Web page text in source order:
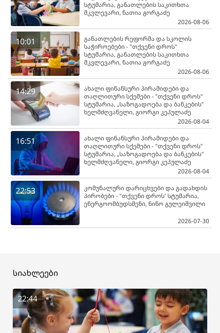
სტუმარია, განათლების საკითხთა
მკვლევარი, ნათია გორგაძე
2026-08-06
10:01
განათლების რეფორმა და სკოლის
საჭიროებები - "თქვენი დროს"
სტუმარია, განათლების საკითხთა
მკვლევარი, ნათია გორგაძე
2026-08-06
14:29
ახალი ფინანსური პირამიდები და
თაღლითური სქემები - "თქვენი დროს"
სტუმარია, „საზოგადოება და ბანკების"
ხელმძღვანელი, გიორგი კეპულაძე
2026-08-04
16:51
ახალი ფინანსური პირამიდები და
თაღლითური სქემები - "თქვენი დროს"
სტუმარია, „საზოგადოება და ბანკების"
ხელმძღვანელი, გიორგი კეპულაძე
2026-08-04
22:53
კომუნალური დარიცხვები და გადახდის
პირობები - "თქვენი დროს' სტუმარია,
ენერგოომბუდსმენი, ნინო გულეიშვილი
2026-07-30
სიახლეები
22:44